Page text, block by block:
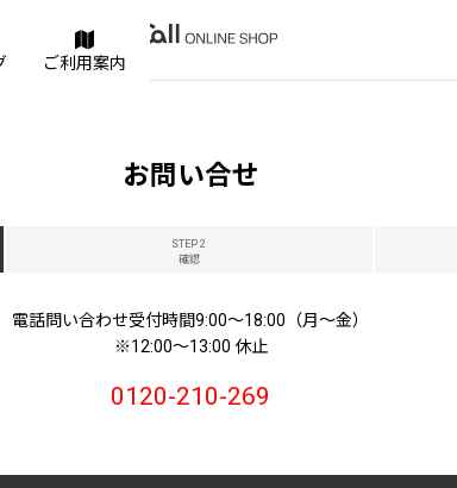
ご利用案内
お問い合せ
STEP 2
確認
電話問い合わせ受付時間9:00〜18:00（月〜金）
※12:00〜13:00 休止
0120-210-269